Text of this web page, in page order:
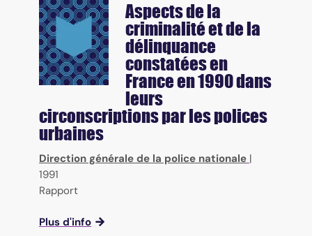
Aspects de la
criminalité et de la
délinquance
constatées en
France en 1990 dans
leurs
circonscriptions par les polices
urbaines
Direction générale de la police nationale |
1991
Rapport
Plus d'info